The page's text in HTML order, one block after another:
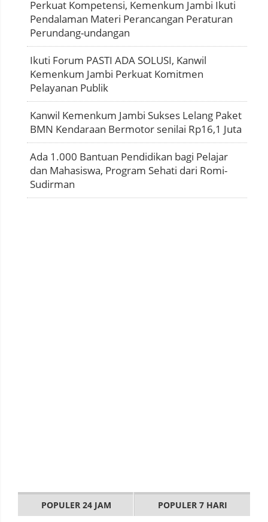
Perkuat Kompetensi, Kemenkum Jambi Ikuti
Pendalaman Materi Perancangan Peraturan
Perundang-undangan
Ikuti Forum PASTI ADA SOLUSI, Kanwil
Kemenkum Jambi Perkuat Komitmen
Pelayanan Publik
Kanwil Kemenkum Jambi Sukses Lelang Paket
BMN Kendaraan Bermotor senilai Rp16,1 Juta
Ada 1.000 Bantuan Pendidikan bagi Pelajar
dan Mahasiswa, Program Sehati dari Romi-
Sudirman
POPULER 24 JAM POPULER 7 HARI